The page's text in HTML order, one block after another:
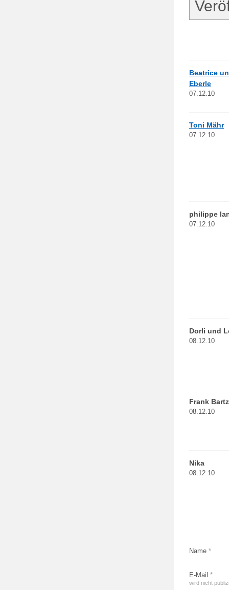
Beatrice
Eberle
07.12.10
Toni Mähr
07.12.10
philippe
07.12.10
Dorli und
08.12.10
Frank Bartz
08.12.10
Nika
08.12.10
Name *
E-Mail *
wird nicht